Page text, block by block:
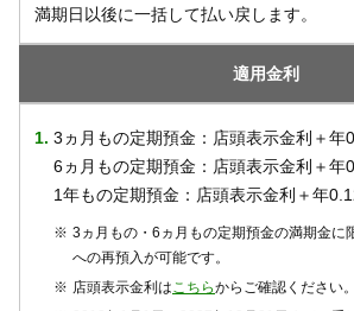
満期日以後に一括して払い戻します。
適用金利
1. 3ヵ月もの定期預金：店頭表示金利＋年
6ヵ月もの定期預金：店頭表示金利＋年
1年もの定期預金：店頭表示金利＋年
※ 3ヵ月もの・6ヵ月もの定期預金の満期金に
への再預入が可能です。
※ 店頭表示金利はこちらからご確認ください。